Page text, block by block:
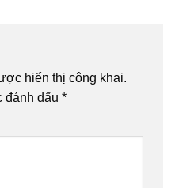
hiển thị công khai.
đánh dấu *